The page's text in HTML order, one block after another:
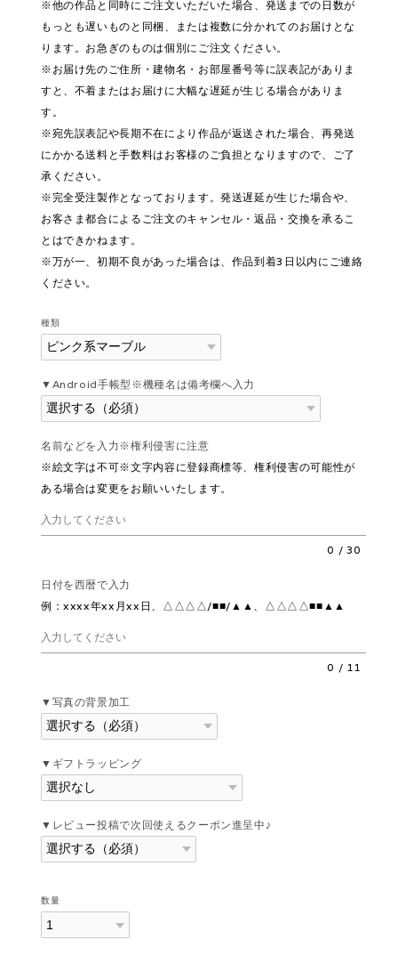
※他の作品と同時にご注文いただいた場合、発送までの日数が
もっとも遅いものと同梱、または複数に分かれてのお届けとな
ります。お急ぎのものは個別にご注文ください。
※お届け先のご住所・建物名・お部屋番号等に誤表記がありま
すと、不着またはお届けに大幅な遅延が生じる場合がありま
す。
※宛先誤表記や長期不在により作品が返送された場合、再発送
にかかる送料と手数料はお客様のご負担となりますので、ご了
承ください。
※完全受注製作となっております。発送遅延が生じた場合や、
お客さま都合によるご注文のキャンセル・返品・交換を承るこ
とはできかねます。
※万が一、初期不良があった場合は、作品到着3日以内にご連絡
ください。
種類
▼Android手帳型※機種名は備考欄へ入力
名前などを入力※権利侵害に注意
※絵文字は不可※文字内容に登録商標等、権利侵害の可能性が
ある場合は変更をお願いいたします。
0 / 30
日付を西暦で入力
例：xxxx年xx月xx日、△△△△/■■/▲▲、△△△△■■▲▲
0 / 11
▼写真の背景加工
▼ギフトラッピング
▼レビュー投稿で次回使えるクーポン進呈中♪
数量